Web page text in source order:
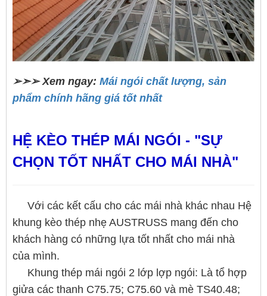
➢➣➢ Xem ngay: Mái ngói chất lượng, sản
phẩm chính hãng giá tốt nhất
HỆ KÈO THÉP MÁI NGÓI - "SỰ
CHỌN TỐT NHẤT CHO MÁI NHÀ"
Với các kết cấu cho các mái nhà khác nhau Hệ
khung kèo thép nhẹ AUSTRUSS mang đến cho
khách hàng có những lựa tốt nhất cho mái nhà
của mình.
Khung thép mái ngói 2 lớp lợp ngói: Là tổ hợp
giửa các thanh C75.75; C75.60 và mè TS40.48;